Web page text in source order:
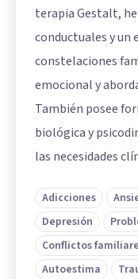
terapia Gestalt,
conductuales y
constelaciones
emocional y
También posee
biológica y
las necesidades
Adicciones
Depresión
Conflictos
Autoestima